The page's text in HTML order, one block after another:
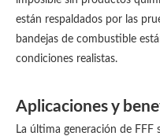
están respaldados por las
bandejas de combustible
condiciones realistas.
Aplicaciones y
La última generación de FFF